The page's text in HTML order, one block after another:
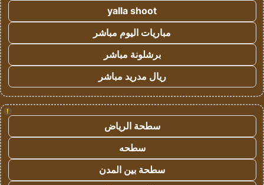
yalla shoot
مباريات اليوم مباشر
برشلونة مباشر
ريال مدريد مباشر
!
سطحة الرياض
سطحه
سطحة بين المدن